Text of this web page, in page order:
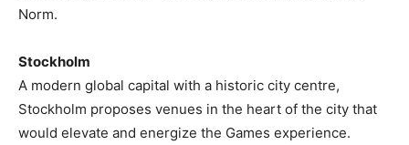
Norm.
Stockholm
A modern global capital with a historic city centre,
Stockholm proposes venues in the heart of the city that
would elevate and energize the Games experience.